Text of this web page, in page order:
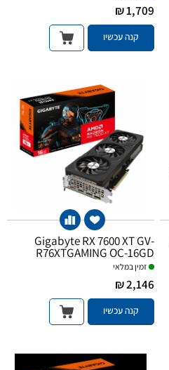
1,709 ₪
קנה עכשיו
Gigabyte RX 7600 XT GV-
R76XTGAMING OC-16GD
זמין במלאי
2,146 ₪
קנה עכשיו